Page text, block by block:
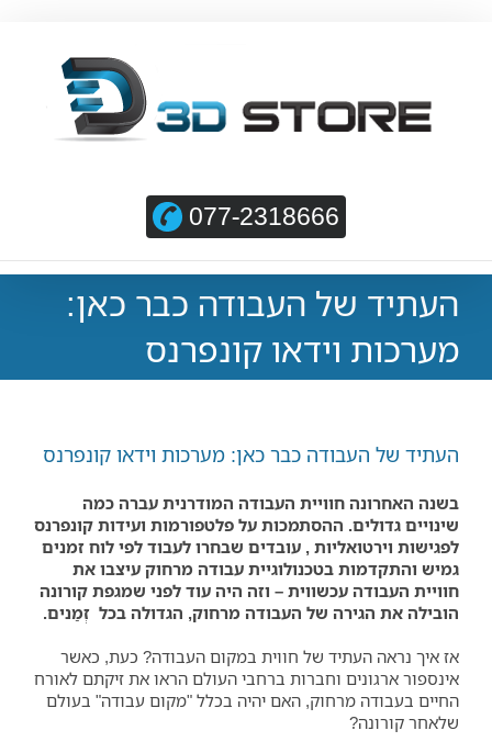
077-2318666
העתיד של העבודה כבר כאן:
מערכות וידאו קונפרנס
העתיד של העבודה כבר כאן: מערכות וידאו קונפרנס
בשנה האחרונה חוויית העבודה המודרנית עברה כמה
שינויים גדולים. ההסתמכות על פלטפורמות ועידות קונפרנס
לפגישות וירטואליות , עובדים שבחרו לעבוד לפי לוח זמנים
גמיש והתקדמות בטכנולוגיית עבודה מרחוק עיצבו את
חוויית העבודה עכשווית – וזה היה עוד לפני שמגפת קורונה
הובילה את הגירה של העבודה מרחוק, הגדולה בכל זְמַנים.
אז איך נראה העתיד של חווית במקום העבודה? כעת, כאשר
אינספור ארגונים וחברות ברחבי העולם הראו את זיקתם לאורח
החיים בעבודה מרחוק, האם יהיה בכלל "מקום עבודה" בעולם
שלאחר קורונה?